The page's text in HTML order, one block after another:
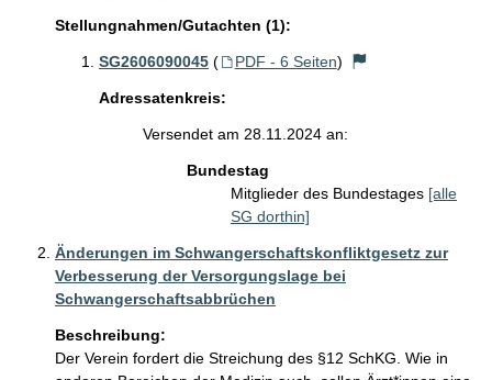
Stellungnahmen/Gutachten (1):
SG2606090045 ( PDF - 6 Seiten)
Adressatenkreis:
Versendet am 28.11.2024 an:
Bundestag
Mitglieder des Bundestages [alle
SG dorthin]
Änderungen im Schwangerschaftskonfliktgesetz zur
Verbesserung der Versorgungslage bei
Schwangerschaftsabbrüchen
Beschreibung:
Der Verein fordert die Streichung des §12 SchKG. Wie in